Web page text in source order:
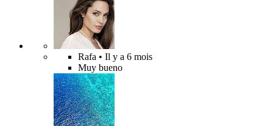
Rafa • Il y a 6 mois
Muy bueno